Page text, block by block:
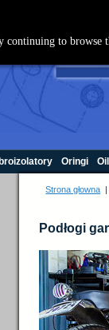
Oringi
Strona głowna |
Podłogi
continuing to browse